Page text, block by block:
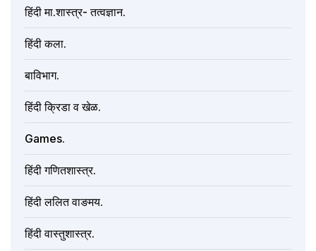
हिंदी मा.शास्त्र- तत्वज्ञान.
हिंदी कला.
बाविभाग.
हिंदी क्रिडा व खेळ.
Games.
हिंदी गणितशास्त्र.
हिंदी ललित वाङमय.
हिंदी वास्तुशास्त्र.